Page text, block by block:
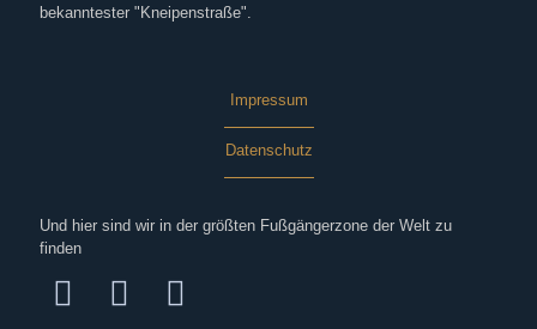
bekanntester "Kneipenstraße".
Impressum
Datenschutz
Und hier sind wir in der größten Fußgängerzone der Welt zu
finden